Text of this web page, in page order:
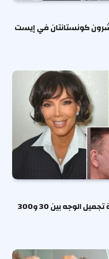
كونستانتان في إيست
جراحون يكشفون فرق تكلفة تجميل الوجه بين 30 و300